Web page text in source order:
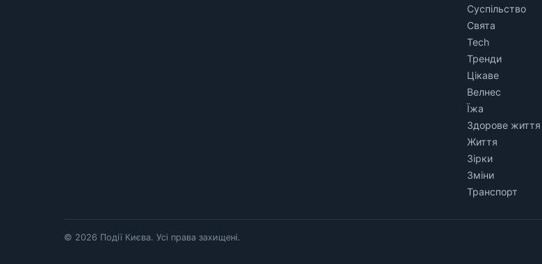
Суспільство
Свята
Tech
Тренди
Цікаве
Велнес
Їжа
Здорове життя
Життя
Зірки
Зміни
Транспорт
© 2026 Події Києва. Усі права захищені.